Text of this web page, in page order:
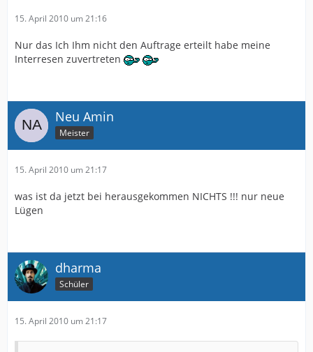
15. April 2010 um 21:16
Nur das Ich Ihm nicht den Auftrage erteilt habe meine
Interresen zuvertreten
Neu Amin
Meister
15. April 2010 um 21:17
was ist da jetzt bei herausgekommen NICHTS !!! nur neue
Lügen
dharma
Schüler
15. April 2010 um 21:17